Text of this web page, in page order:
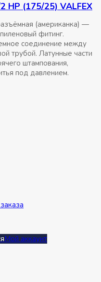
НР (175/25) VALFEX
(американка) —
фитинг.
соединение между
трубой. Латунные части
штампования,
под давлением.
Мой аккаунт